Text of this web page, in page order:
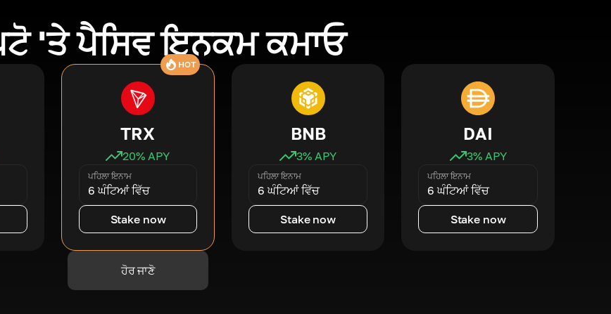
'ਤੇ ਪੈਸਿਵ ਇਨਕਮ ਕਮਾਓ
HOT
TRX
20% APY
ਪਹਿਲਾ ਇਨਾਮ
6 ਘੰਟਿਆਂ ਵਿੱਚ
Stake now
BNB
3% APY
ਪਹਿਲਾ ਇਨਾਮ
6 ਘੰਟਿਆਂ ਵਿੱਚ
Stake now
DAI
3% APY
ਪਹਿਲਾ ਇਨਾਮ
6 ਘੰਟਿਆਂ ਵਿੱਚ
Stake now
ਹੋਰ ਜਾਣੋ